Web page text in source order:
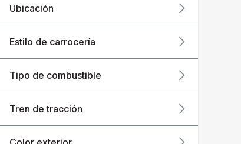
Ubicación
Estilo de carrocería
Tipo de combustible
Tren de tracción